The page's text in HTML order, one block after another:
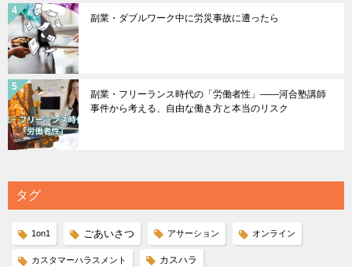
副業・ダブルワーク中に労災事故に遭ったら
副業・フリーランス時代の「労働者性」――河合塾講師
事件から考える、自由な働き方と本当のリスク
タグ
1on1 ごあいさつ アサーション オンライン
カスタマーハラスメント カスハラ